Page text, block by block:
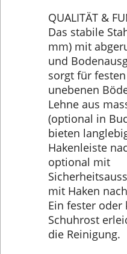
QUALITÄT &
Das stabile
mm) mit
und
sorgt für
unebenen
Lehne aus
(optional in
bieten
Hakenleiste
optional mit
mit Haken
Ein fester oder
Schuhrost
die Reinigung.